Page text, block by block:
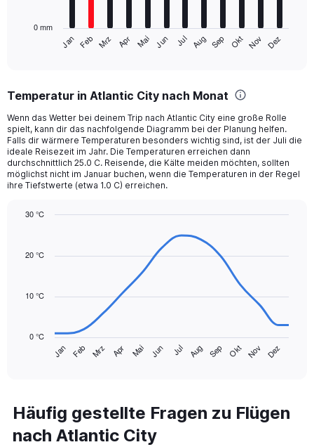
Range:
categories.
The
chart
has
1
Y
displaying
Jan Feb Mrz Apr Mai Jun Jul Aug Sep Okt Nov Dez
0 mm
Temperatur in Atlantic City nach Monat
Wenn das Wetter bei deinem Trip nach Atlantic City eine große Rolle
spielt, kann dir das nachfolgende Diagramm bei der Planung helfen.
Falls dir wärmere Temperaturen besonders wichtig sind, ist der Juli die
ideale Reisezeit im Jahr. Die Temperaturen erreichen dann
durchschnittlich 25.0 C. Reisende, die Kälte meiden möchten, sollten
möglichst nicht im Januar buchen, wenn die Temperaturen in der Regel
ihre Tiefstwerte (etwa 1.0 C) erreichen.
with
has
categories.
Range:
14
Jan Feb Mrz Apr Mai Jun Jul Aug Sep Okt Nov Dez
0 °C
10 °C
20 °C
30 °C
Häufig gestellte Fragen zu Flügen
nach Atlantic City